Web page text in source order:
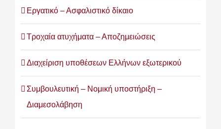
Εργατικό – Ασφαλιστικό δίκαιο
Τροχαία ατυχήματα – Αποζημειώσεις
Διαχείριση υποθέσεων Ελλήνων εξωτερικού
Συμβουλευτική – Νομική υποστήριξη –
Διαμεσολάβηση